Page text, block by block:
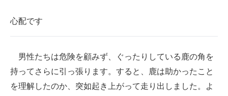
心配です
男性たちは危険を顧みず、ぐったりしている鹿の角を
持ってさらに引っ張ります。すると、鹿は助かったこと
を理解したのか、突如起き上がって走り出しました。よ